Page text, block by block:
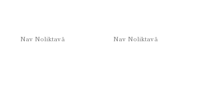
Nav Noliktavā Nav Noliktavā